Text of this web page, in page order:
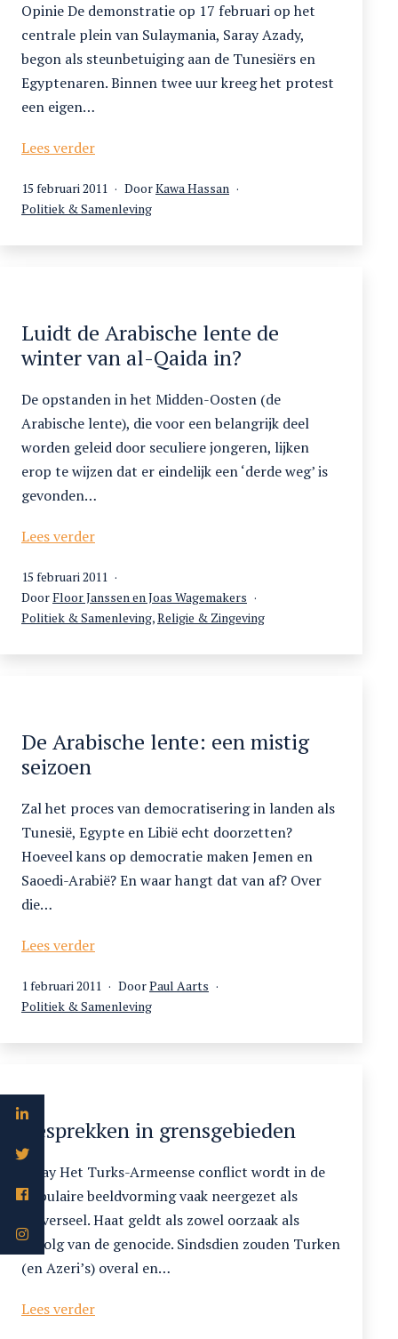
Opinie De demonstratie op 17 februari op het
centrale plein van Sulaymania, Saray Azady,
begon als steunbetuiging aan de Tunesiërs en
Egyptenaren. Binnen twee uur kreeg het protest
een eigen…
Lees verderSaray
Het
Tahrirplein
Gepubliceerd
op
15 februari 2011 DoorKawa Hassan
Gecategoriseerd
Politiek & Samenleving
Luidt de Arabische lente de
winter van al-Qaida in?
De opstanden in het Midden-Oosten (de
Arabische lente), die voor een belangrijk deel
worden geleid door seculiere jongeren, lijken
erop te wijzen dat er eindelijk een ‘derde weg’ is
gevonden…
Lees verderLuidt
Arabische
lente
de
in?
Gepubliceerd
op
15 februari 2011
DoorFloor Janssen en Joas Wagemakers
Gecategoriseerd
Politiek & Samenleving,Religie & Zingeving
De Arabische lente: een mistig
seizoen
Zal het proces van democratisering in landen als
Tunesië, Egypte en Libië echt doorzetten?
Hoeveel kans op democratie maken Jemen en
Saoedi-Arabië? En waar hangt dat van af? Over
die…
Lees verderDe
lente:
een
Gepubliceerd
op
1 februari 2011 DoorPaul Aarts
Gecategoriseerd
Politiek & Samenleving
Gesprekken in grensgebieden
Essay Het Turks-Armeense conflict wordt in de
populaire beeldvorming vaak neergezet als
universeel. Haat geldt als zowel oorzaak als
gevolg van de genocide. Sindsdien zouden Turken
(en Azeri’s) overal en…
Lees verderGesprekken